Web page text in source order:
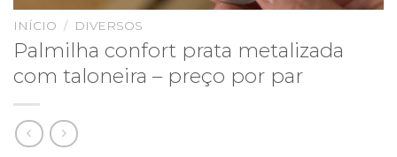
INÍCIO / DIVERSOS
Palmilha confort prata metalizada
com taloneira – preço por par